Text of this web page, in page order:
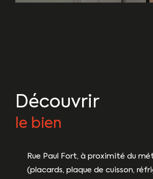
découvrir
le bien
Rue Paul Fort, à proximité du
(placards, plaque de cuisson,